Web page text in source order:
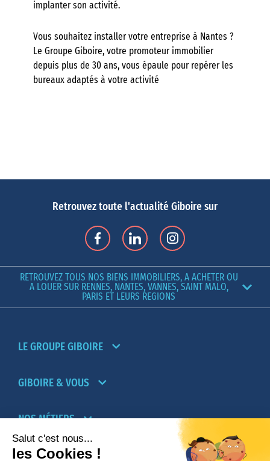
implanter son activité.
Vous souhaitez installer votre entreprise à Nantes ?
Le Groupe Giboire, votre promoteur immobilier
depuis plus de 30 ans, vous épaule pour repérer les
bureaux adaptés à votre activité
Retrouvez toute l'actualité Giboire sur
RETROUVEZ TOUS NOS BIENS IMMOBILIERS, A ACHETER OU
A LOUER SUR RENNES, NANTES, VANNES, SAINT MALO,
PARIS ET LEURS REGIONS
LE GROUPE GIBOIRE
GIBOIRE & VOUS
NOS MÉTIERS
PARTENAIRES